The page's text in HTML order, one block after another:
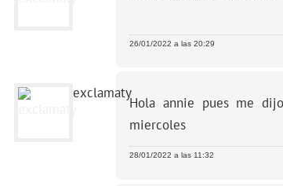
26/01/2022 a las 20:29
exclamaty
Hola annie pues me
miercoles
28/01/2022 a las 11:32